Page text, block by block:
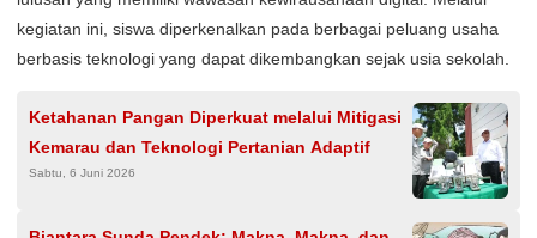
kegiatan ini, siswa diperkenalkan pada berbagai peluang usaha
berbasis teknologi yang dapat dikembangkan sejak usia sekolah.
Ketahanan Pangan Diperkuat melalui Mitigasi
Kemarau dan Teknologi Pertanian Adaptif
Sabtu, 6 Juni 2026